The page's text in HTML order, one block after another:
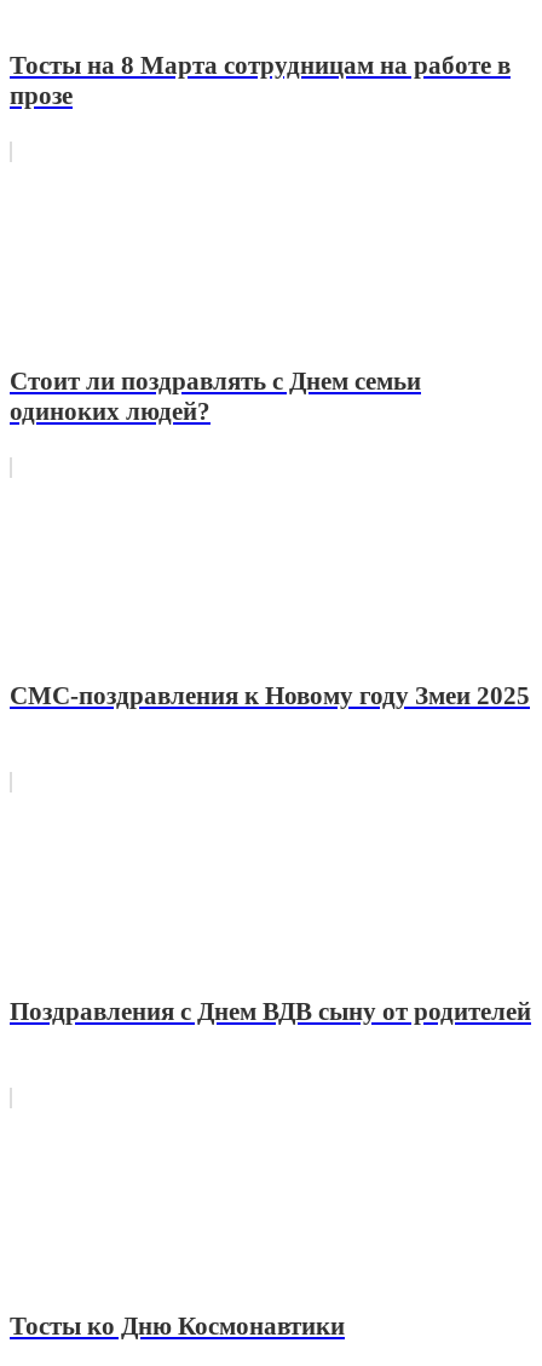
Тосты на 8 Марта сотрудницам на работе в
прозе
Стоит ли поздравлять с Днем семьи
одиноких людей?
СМС-поздравления к Новому году Змеи 2025
Поздравления с Днем ВДВ сыну от родителей
Тосты ко Дню Космонавтики